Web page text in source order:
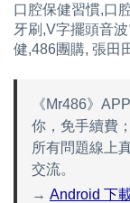
口腔保健習慣,口
牙刷,V字擺頭音
健,486團購, 張田
《Mr486》
你，免手續費
所有問題線上
交流。
→ Android 下